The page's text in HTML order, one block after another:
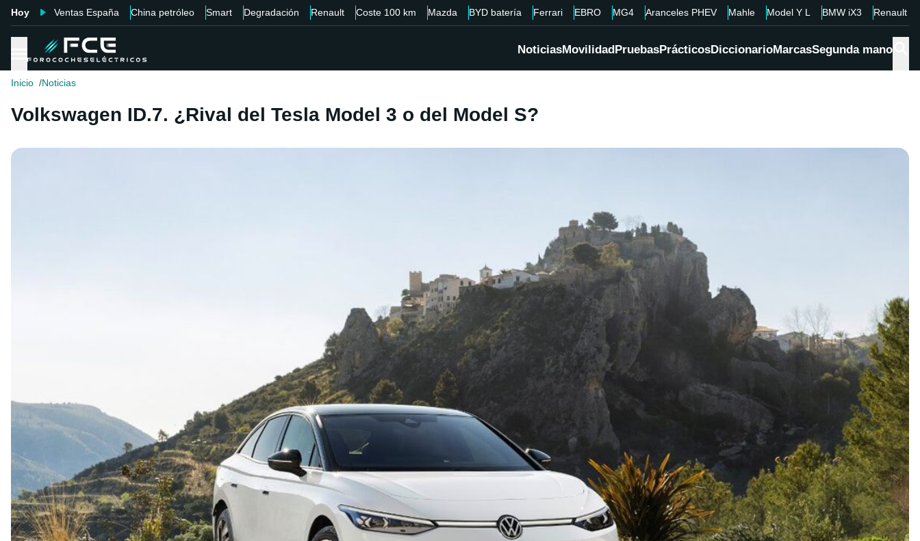
Hoy Ventas España China petróleo Smart Degradación Renault Coste 100 km Mazda BYD batería Ferrari EBRO MG4 Aranceles PHEV Mahle Model Y L BMW iX3 Renault
NoticiasMovilidadPruebasPrácticosDiccionarioMarcasSegunda mano
Inicio Noticias
Volkswagen ID.7. ¿Rival del Tesla Model 3 o del Model S?